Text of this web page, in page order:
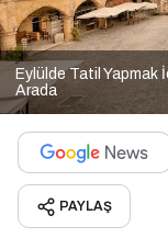
Eylülde Tatil Yapmak
Arada
PAYLAŞ